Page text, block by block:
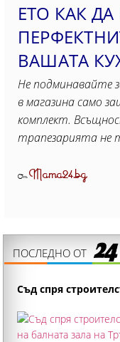
ЕТО КАК ДА
ВАШАТА
Не подминавайте
в магазина само
комплект.
трапезарията не
ОтMama24.bg
ПОСЛЕДНО ОТ
Съд спря